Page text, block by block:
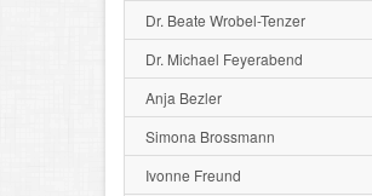
Dr. Beate Wrobel-Tenzer
Dr. Michael Feyerabend
Anja Bezler
Simona Brossmann
Ivonne Freund